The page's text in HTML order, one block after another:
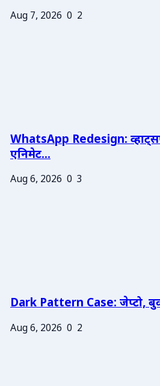
Aug 7, 2026 0 2
WhatsApp Redesign:
एनिमेट...
Aug 6, 2026 0 3
Dark Pattern Case: जेप्टो,
Aug 6, 2026 0 2